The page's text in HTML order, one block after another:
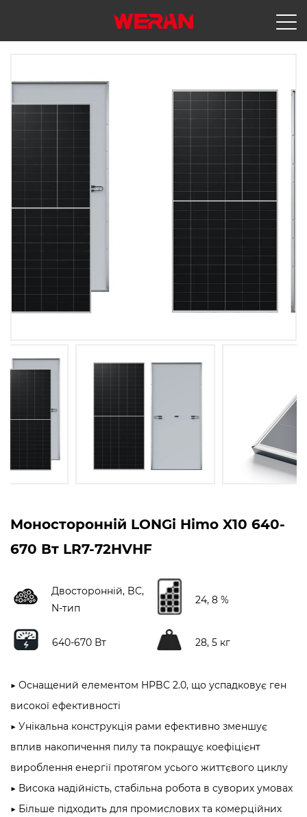
Моносторонній LONGi Himo X10 640-
670 Вт LR7-72HVHF
Двосторонній, BC,
N-тип
24, 8 %
640-670 Вт 28, 5 кг
▶ Оснащений елементом HPBC 2.0, що успадковує ген
високої ефективності
▶ Унікальна конструкція рами ефективно зменшує
вплив накопичення пилу та покращує коефіцієнт
вироблення енергії протягом усього життєвого циклу
▶ Висока надійність, стабільна робота в суворих умовах
▶ Більше підходить для промислових та комерційних